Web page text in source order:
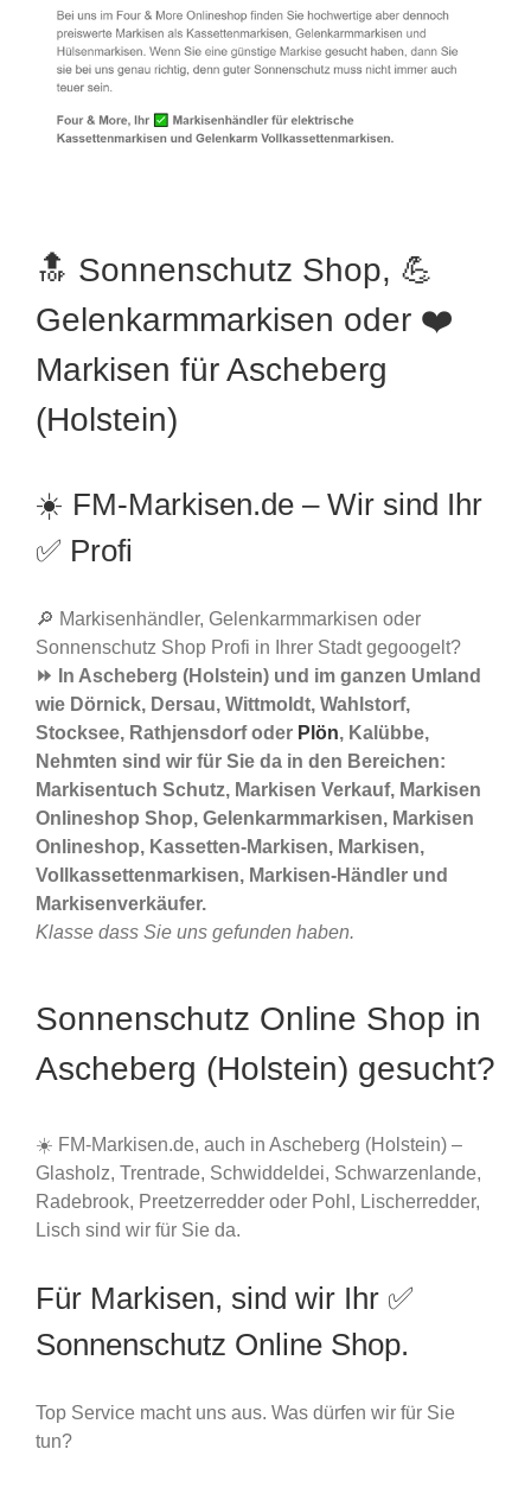
🔝 Sonnenschutz Shop, 💪
Gelenkarmmarkisen oder ❤️
Markisen für Ascheberg
(Holstein)
☀️ FM-Markisen.de – Wir sind Ihr
✅ Profi
🔎 Markisenhändler, Gelenkarmmarkisen oder
Sonnenschutz Shop Profi in Ihrer Stadt gegoogelt?
⏩ In Ascheberg (Holstein) und im ganzen Umland
wie Dörnick, Dersau, Wittmoldt, Wahlstorf,
Stocksee, Rathjensdorf oder Plön, Kalübbe,
Nehmten sind wir für Sie da in den Bereichen:
Markisentuch Schutz, Markisen Verkauf, Markisen
Onlineshop Shop, Gelenkarmmarkisen, Markisen
Onlineshop, Kassetten-Markisen, Markisen,
Vollkassettenmarkisen, Markisen-Händler und
Markisenverkäufer.
Klasse dass Sie uns gefunden haben.
Sonnenschutz Online Shop in
Ascheberg (Holstein) gesucht?
☀️ FM-Markisen.de, auch in Ascheberg (Holstein) –
Glasholz, Trentrade, Schwiddeldei, Schwarzenlande,
Radebrook, Preetzerredder oder Pohl, Lischerredder,
Lisch sind wir für Sie da.
Für Markisen, sind wir Ihr ✅
Sonnenschutz Online Shop.
Top Service macht uns aus. Was dürfen wir für Sie
tun?